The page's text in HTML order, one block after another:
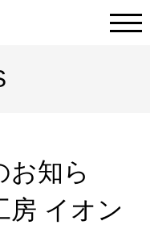
お知ら
房 イオン